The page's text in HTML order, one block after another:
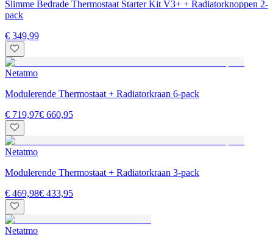
Slimme Bedrade Thermostaat Starter Kit V3+ + Radiatorknoppen 2-
pack
€ 349,99
Netatmo
Modulerende Thermostaat + Radiatorkraan 6-pack
€ 719,97€ 660,95
Netatmo
Modulerende Thermostaat + Radiatorkraan 3-pack
€ 469,98€ 433,95
Netatmo